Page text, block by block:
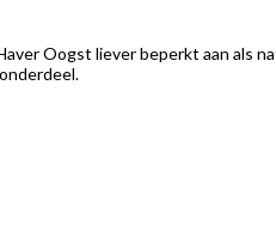
Oogst liever beperkt aan als